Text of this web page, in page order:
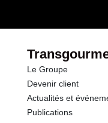
Le Groupe
Devenir client
Actualités et
Publications